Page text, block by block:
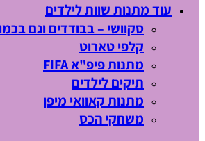
עוד מתנות שוות לילדים
סקוושי – בבודדים וגם
קלפי טארוט
מתנות פיפ"א FIFA
תיקים לילדים
מתנות קאוואי מיפן
משחקי הכס